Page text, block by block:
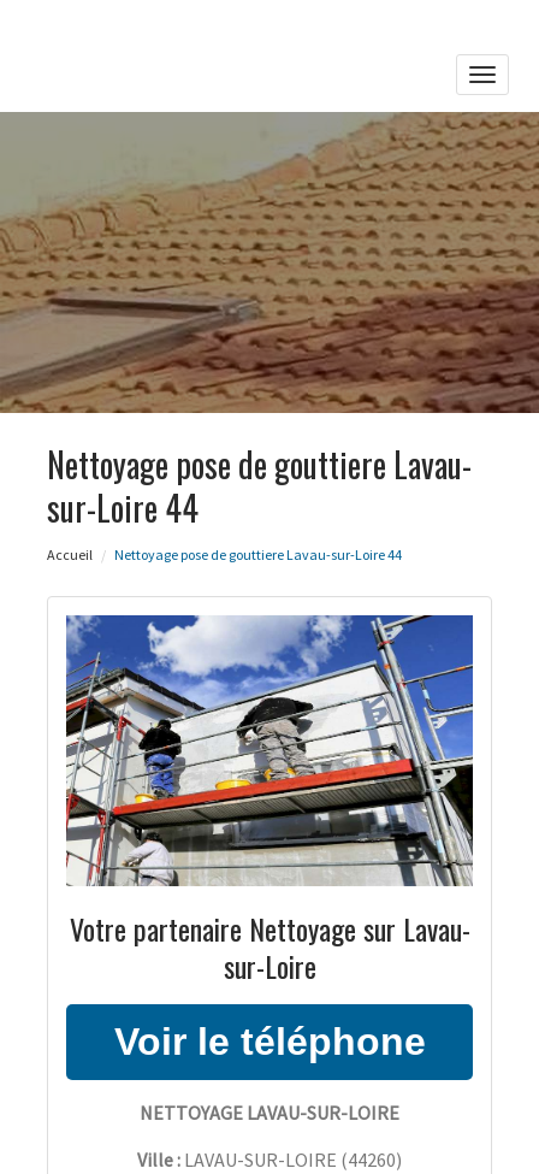
Toggle
Nettoyage pose de gouttiere Lavau-
sur-Loire 44
Accueil Nettoyage pose de gouttiere Lavau-sur-Loire 44
Votre partenaire Nettoyage sur Lavau-
sur-Loire
NETTOYAGE LAVAU-SUR-LOIRE
Ville : LAVAU-SUR-LOIRE (44260)